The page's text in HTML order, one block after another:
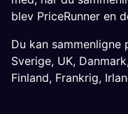
blev PriceRunner en
Du kan
Sverige, UK, Danmark
Finland, Frankrig,